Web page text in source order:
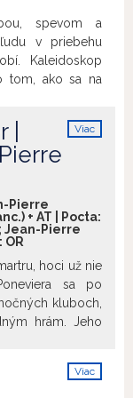
de la vie d’un
* 1946 * 18‘ *
klaunov, ktorí
pre svoje gagy,
spevom a
v priebehu
Kaleidoskop
tom, ako sa na
vo filme
* 1968 * 12‘ *
Viac
Pierre
+ AT | Pocta:
Jean-Pierre
OR
hoci už nie
sa po
kluboch,
hrám. Jeho
balíku peňazí,
Viac